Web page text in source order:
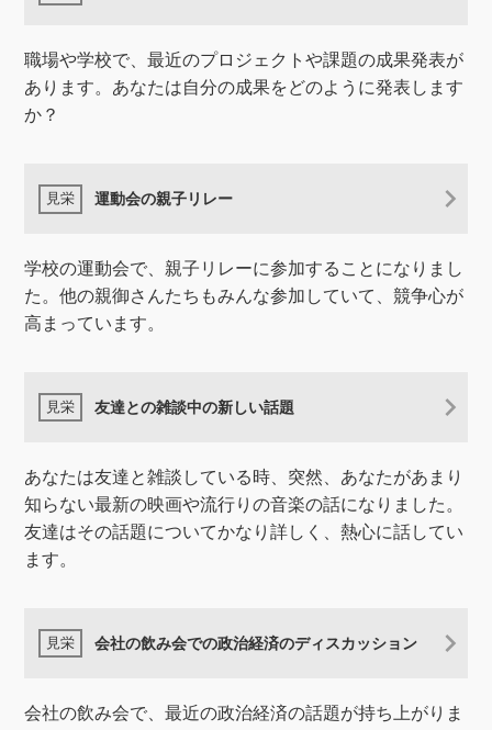
職場や学校で、最近のプロジェクトや課題の成果発表が
あります。あなたは自分の成果をどのように発表します
か？
運動会の親子リレー
学校の運動会で、親子リレーに参加することになりまし
た。他の親御さんたちもみんな参加していて、競争心が
高まっています。
友達との雑談中の新しい話題
あなたは友達と雑談している時、突然、あなたがあまり
知らない最新の映画や流行りの音楽の話になりました。
友達はその話題についてかなり詳しく、熱心に話してい
ます。
会社の飲み会での政治経済のディスカッション
会社の飲み会で、最近の政治経済の話題が持ち上がりま